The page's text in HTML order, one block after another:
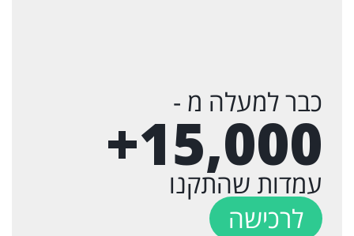
כבר למעלה מ -
15,000
+
עמדות שהתקנו
לרכישה